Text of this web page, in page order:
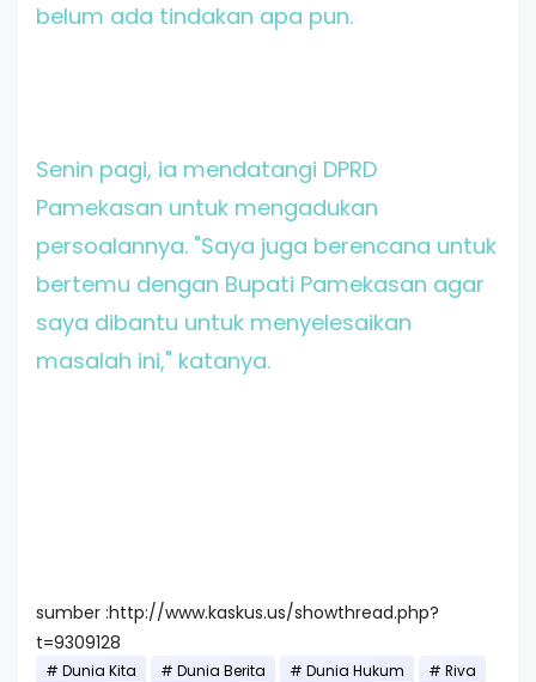
belum ada tindakan apa pun.
Senin pagi, ia mendatangi DPRD
Pamekasan untuk mengadukan
persoalannya. "Saya juga berencana untuk
bertemu dengan Bupati Pamekasan agar
saya dibantu untuk menyelesaikan
masalah ini," katanya.
sumber :http://www.kaskus.us/showthread.php?
t=9309128
Dunia Kita Dunia Berita Dunia Hukum Riva